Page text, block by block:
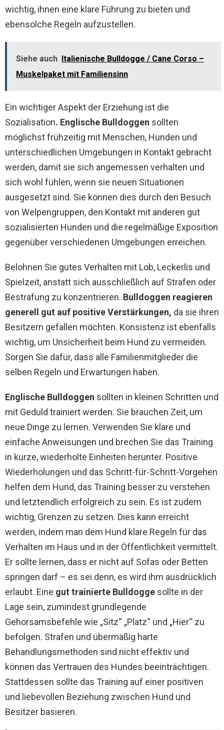
wichtig, ihnen eine klare Führung zu bieten und
ebensolche Regeln aufzustellen.
Siehe auch Italienische Bulldogge / Cane Corso –
Muskelpaket mit Familiensinn
Ein wichtiger Aspekt der Erziehung ist die
Sozialisation. Englische Bulldoggen sollten
möglichst frühzeitig mit Menschen, Hunden und
unterschiedlichen Umgebungen in Kontakt gebracht
werden, damit sie sich angemessen verhalten und
sich wohl fühlen, wenn sie neuen Situationen
ausgesetzt sind. Sie können dies durch den Besuch
von Welpengruppen, den Kontakt mit anderen gut
sozialisierten Hunden und die regelmäßige Exposition
gegenüber verschiedenen Umgebungen erreichen.
Belohnen Sie gutes Verhalten mit Lob, Leckerlis und
Spielzeit, anstatt sich ausschließlich auf Strafen oder
Bestrafung zu konzentrieren. Bulldoggen reagieren
generell gut auf positive Verstärkungen, da sie ihren
Besitzern gefallen möchten. Konsistenz ist ebenfalls
wichtig, um Unsicherheit beim Hund zu vermeiden.
Sorgen Sie dafür, dass alle Familienmitglieder die
selben Regeln und Erwartungen haben.
Englische Bulldoggen sollten in kleinen Schritten und
mit Geduld trainiert werden. Sie brauchen Zeit, um
neue Dinge zu lernen. Verwenden Sie klare und
einfache Anweisungen und brechen Sie das Training
in kurze, wiederholte Einheiten herunter. Positive
Wiederholungen und das Schritt-für-Schritt-Vorgehen
helfen dem Hund, das Training besser zu verstehen
und letztendlich erfolgreich zu sein. Es ist zudem
wichtig, Grenzen zu setzen. Dies kann erreicht
werden, indem man dem Hund klare Regeln für das
Verhalten im Haus und in der Öffentlichkeit vermittelt.
Er sollte lernen, dass er nicht auf Sofas oder Betten
springen darf – es sei denn, es wird ihm ausdrücklich
erlaubt. Eine gut trainierte Bulldogge sollte in der
Lage sein, zumindest grundlegende
Gehorsamsbefehle wie „Sitz“ „Platz“ und „Hier“ zu
befolgen. Strafen und übermäßig harte
Behandlungsmethoden sind nicht effektiv und
können das Vertrauen des Hundes beeinträchtigen.
Stattdessen sollte das Training auf einer positiven
und liebevollen Beziehung zwischen Hund und
Besitzer basieren.